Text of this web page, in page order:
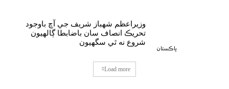
پاڪستان
وزيراعظم شهباز شريف جي آڇ باوجود
تحريڪ انصاف سان باضابطا ڳالهيون
شروع نه ٿي سگهيون
Load more